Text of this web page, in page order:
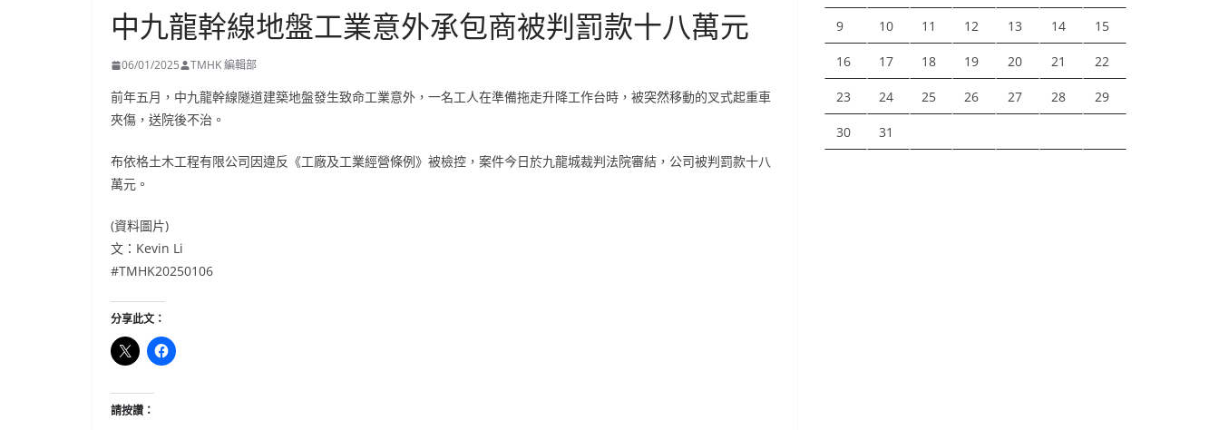
中九龍幹線地盤工業意外承包商被判罰款十八萬元
06/01/2025 TMHK 編輯部
前年五月，中九龍幹線隧道建築地盤發生致命工業意外，一名工人在準備拖走升降工作台時，被突然移動的叉式起重車
夾傷，送院後不治。
布依格土木工程有限公司因違反《工廠及工業經營條例》被檢控，案件今日於九龍城裁判法院審結，公司被判罰款十八
萬元。
(資料圖片)
文：Kevin Li
#TMHK20250106
分享此文：
請按讚：
9 10 11 12 13 14 15
16 17 18 19 20 21 22
23 24 25 26 27 28 29
30 31